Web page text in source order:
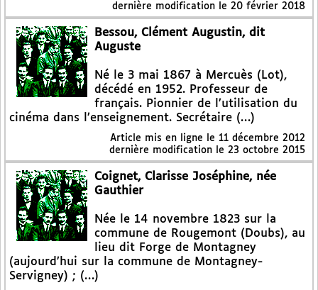
dernière modification le 20 février 2018
Bessou, Clément Augustin, dit
Auguste
Né le 3 mai 1867 à Mercuès (Lot),
décédé en 1952. Professeur de
français. Pionnier de l’utilisation du
cinéma dans l’enseignement. Secrétaire (…)
Article mis en ligne le 11 décembre 2012
dernière modification le 23 octobre 2015
Coignet, Clarisse Joséphine, née
Gauthier
Née le 14 novembre 1823 sur la
commune de Rougemont (Doubs), au
lieu dit Forge de Montagney
(aujourd’hui sur la commune de Montagney-
Servigney) ; (…)